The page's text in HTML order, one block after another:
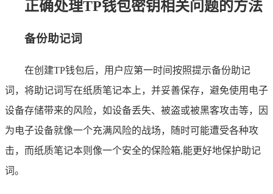
正确处理TP钱包密钥相关问题的方法
备份助记词
在创建TP钱包后，用户应第一时间按照提示备份助记
词，将助记词写在纸质笔记本上，并妥善保存，避免使用电子
设备存储带来的风险，如设备丢失、被盗或被黑客攻击等，因
为电子设备就像一个充满风险的战场，随时可能遭受各种攻
击，而纸质笔记本则像一个安全的保险箱,能更好地保护助记
词。